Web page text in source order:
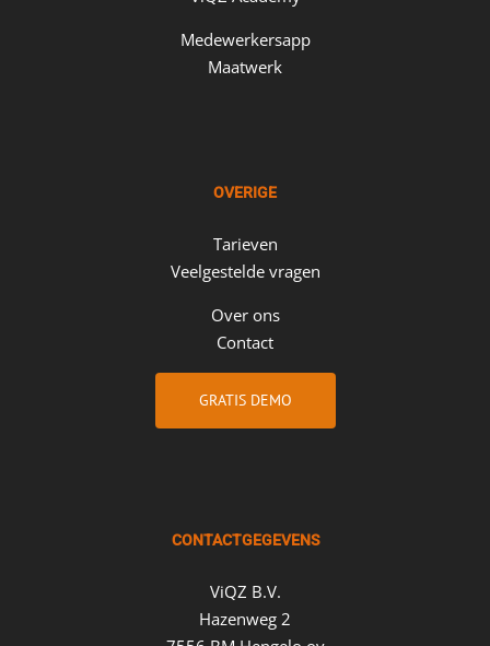
Medewerkersapp
Maatwerk
OVERIGE
Tarieven
Veelgestelde vragen
Over ons
Contact
GRATIS DEMO
CONTACTGEGEVENS
ViQZ B.V.
Hazenweg 2